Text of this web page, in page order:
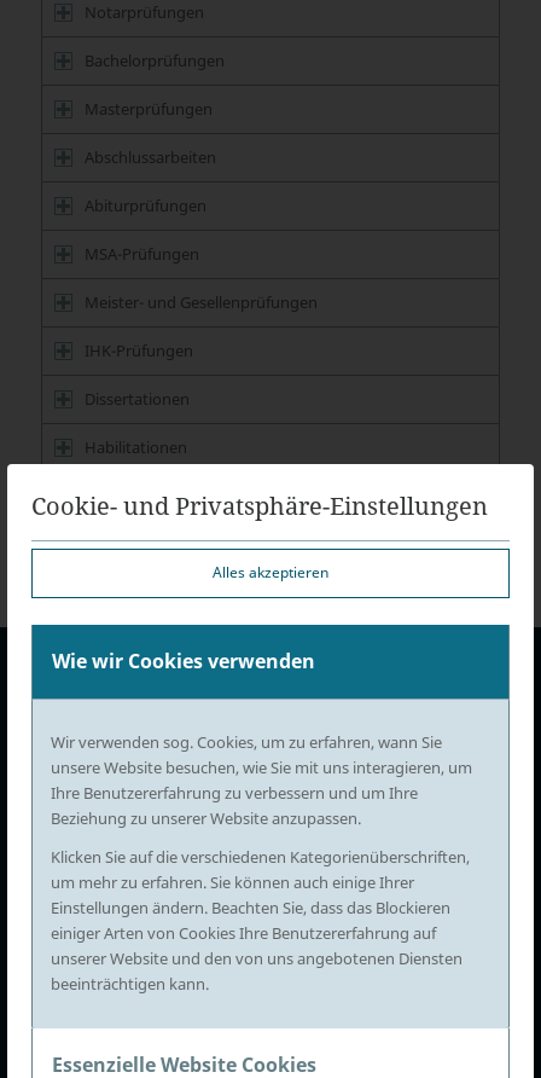
Cookie- und Privatsphäre-Einstellungen
Wie wir Cookies verwenden
Alles akzeptieren
Wir verwenden sog. Cookies, um zu erfahren, wann Sie
unsere Website besuchen, wie Sie mit uns interagieren, um
Ihre Benutzererfahrung zu verbessern und um Ihre
Beziehung zu unserer Website anzupassen.
Klicken Sie auf die verschiedenen Kategorienüberschriften,
um mehr zu erfahren. Sie können auch einige Ihrer
Einstellungen ändern. Beachten Sie, dass das Blockieren
einiger Arten von Cookies Ihre Benutzererfahrung auf
unserer Website und den von uns angebotenen Diensten
beeinträchtigen kann.
Essenzielle Website Cookies
Notarprüfungen
Bachelorprüfungen
Masterprüfungen
Abschlussarbeiten
Abiturprüfungen
MSA-Prüfungen
Meister- und Gesellenprüfungen
IHK-Prüfungen
Dissertationen
Habilitationen
Unter den Linden 10
10117 Berlin
Albrecht Rechtsanwaltskanzlei
Unter den Linden 10
Im Römischen Hof
10117 Berlin
+49 (0) 700 140 254
info@albrecht-kanzlei.de
+49 (0) 700 140 254
info@albrecht-kanzlei.de
Sie erreichen uns
Mo – Fr: 9:00 – 18:00 Uhr